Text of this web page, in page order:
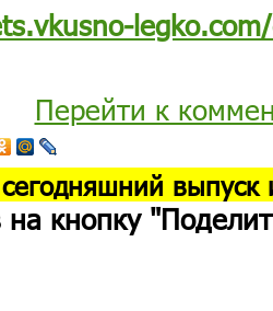
Перейти к
выпуск
кнопку